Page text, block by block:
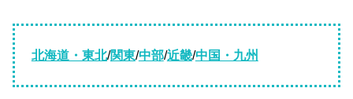
北海道・東北/関東/中部/近畿/中国・九州